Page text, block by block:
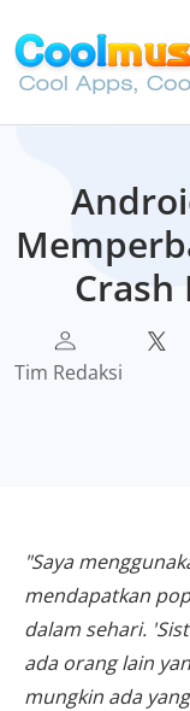
Tim Redaksi
"Saya
mendapatkan
dalam sehari.
ada orang lain
mungkin ada